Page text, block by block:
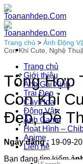
Bỏ
qua
nội
dung
Trang chủ
Giới thiệu
Ảnh Gái Xinh
Trai Đẹp
Cây Hoa
Động Vật
Ảnh Game
Hoạt Hình –
Anime
Liên hệ
Trang chủ > Ảnh Động
Con Khỉ Cute, Nghệ
Tổng Hợp
Con Khỉ
Đẹp, Dễ
Ngày đăng : 19-09-
Bạn đang tìm kiếm